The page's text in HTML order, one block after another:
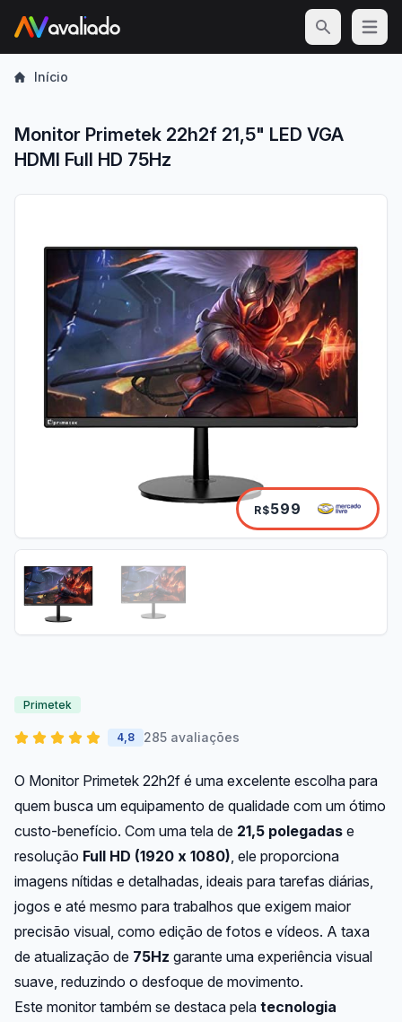
Open
Início
Monitor Primetek 22h2f 21,5" LED VGA
HDMI Full HD 75Hz
R$599
Primetek
4,8 285 avaliações
O Monitor Primetek 22h2f é uma excelente escolha para
quem busca um equipamento de qualidade com um ótimo
custo-benefício. Com uma tela de 21,5 polegadas e
resolução Full HD (1920 x 1080), ele proporciona
imagens nítidas e detalhadas, ideais para tarefas diárias,
jogos e até mesmo para trabalhos que exigem maior
precisão visual, como edição de fotos e vídeos. A taxa
de atualização de 75Hz garante uma experiência visual
suave, reduzindo o desfoque de movimento.
Este monitor também se destaca pela tecnologia